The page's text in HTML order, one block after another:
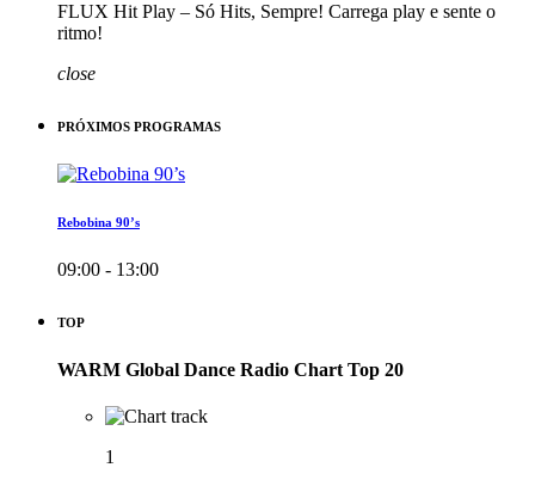
FLUX Hit Play – Só Hits, Sempre! Carrega play e sente o
ritmo!
close
PRÓXIMOS PROGRAMAS
Rebobina 90’s
09:00 - 13:00
TOP
WARM Global Dance Radio Chart Top 20
1